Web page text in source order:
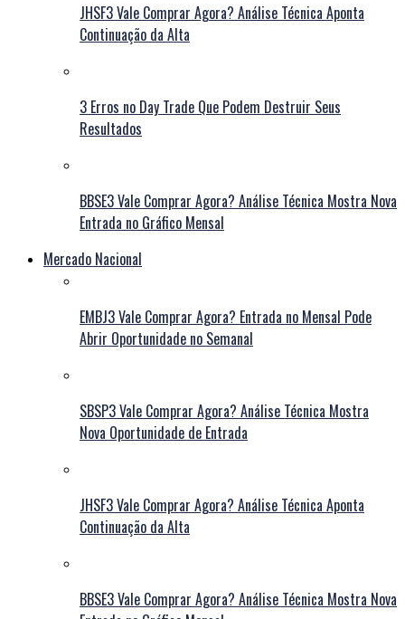
JHSF3 Vale Comprar Agora? Análise Técnica Aponta
Continuação da Alta
3 Erros no Day Trade Que Podem Destruir Seus
Resultados
BBSE3 Vale Comprar Agora? Análise Técnica Mostra Nova
Entrada no Gráfico Mensal
Mercado Nacional
EMBJ3 Vale Comprar Agora? Entrada no Mensal Pode
Abrir Oportunidade no Semanal
SBSP3 Vale Comprar Agora? Análise Técnica Mostra
Nova Oportunidade de Entrada
JHSF3 Vale Comprar Agora? Análise Técnica Aponta
Continuação da Alta
BBSE3 Vale Comprar Agora? Análise Técnica Mostra Nova